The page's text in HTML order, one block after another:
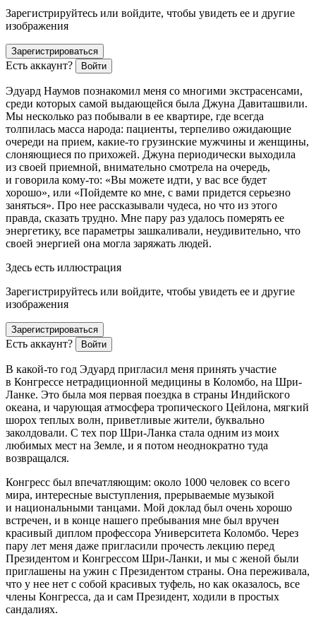
Зарегистрируйтесь или войдите, чтобы увидеть ее и другие
изображения
Зарегистрироваться
Есть аккаунт? Войти
Эдуард Наумов познакомил меня со многими экстрасенсами,
среди которых самой выдающейся была Джуна Давиташвили.
Мы несколько раз побывали в ее квартире, где всегда
толпилась масса народа: пациенты, терпеливо ожидающие
очереди на прием, какие-то грузинские мужчины и женщины,
слоняющиеся по прихожей. Джуна периодически выходила
из своей приемной, внимательно смотрела на очередь,
и говорила кому-то: «Вы можете идти, у вас все будет
хорошо», или «Пойдемте ко мне, с вами придется серьезно
заняться». Про нее рассказывали чудеса, но что из этого
правда, сказать трудно. Мне пару раз удалось померять ее
энергетику, все параметры зашкаливали, неудивительно, что
своей энергией она могла заряжать людей.
Здесь есть иллюстрация
Зарегистрируйтесь или войдите, чтобы увидеть ее и другие
изображения
Зарегистрироваться
Есть аккаунт? Войти
В какой-то год Эдуард пригласил меня принять участие
в Конгрессе нетрадиционной медицины в Коломбо, на Шри-
Ланке. Это была моя первая поездка в страны Индийского
океана, и чарующая атмосфера тропического Цейлона, мягкий
шорох теплых волн, приветливые жители, буквально
заколдовали. С тех пор Шри-Ланка стала одним из моих
любимых мест на Земле, и я потом неоднократно туда
возвращался.
Конгресс был впечатляющим: около 1000 человек со всего
мира, интересные выступления, прерываемые музыкой
и национальными танцами. Мой доклад был очень хорошо
встречен, и в конце нашего пребывания мне был вручен
красивый диплом профессора Университета Коломбо. Через
пару лет меня даже пригласили прочесть лекцию перед
Президентом и Конгрессом Шри-Ланки, и мы с женой были
приглашены на ужин с Президентом страны. Она переживала,
что у нее нет с собой красивых туфель, но как оказалось, все
члены Конгресса, да и сам Президент, ходили в простых
сандалиях.